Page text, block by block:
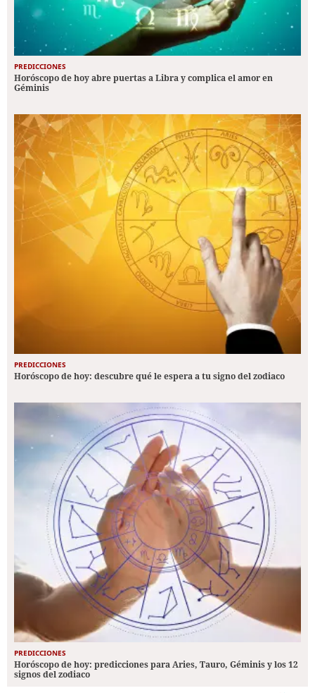
PREDICCIONES
Horóscopo de hoy abre puertas a Libra y complica el amor en
Géminis
PREDICCIONES
Horóscopo de hoy: descubre qué le espera a tu signo del zodiaco
PREDICCIONES
Horóscopo de hoy: predicciones para Aries, Tauro, Géminis y los 12
signos del zodiaco